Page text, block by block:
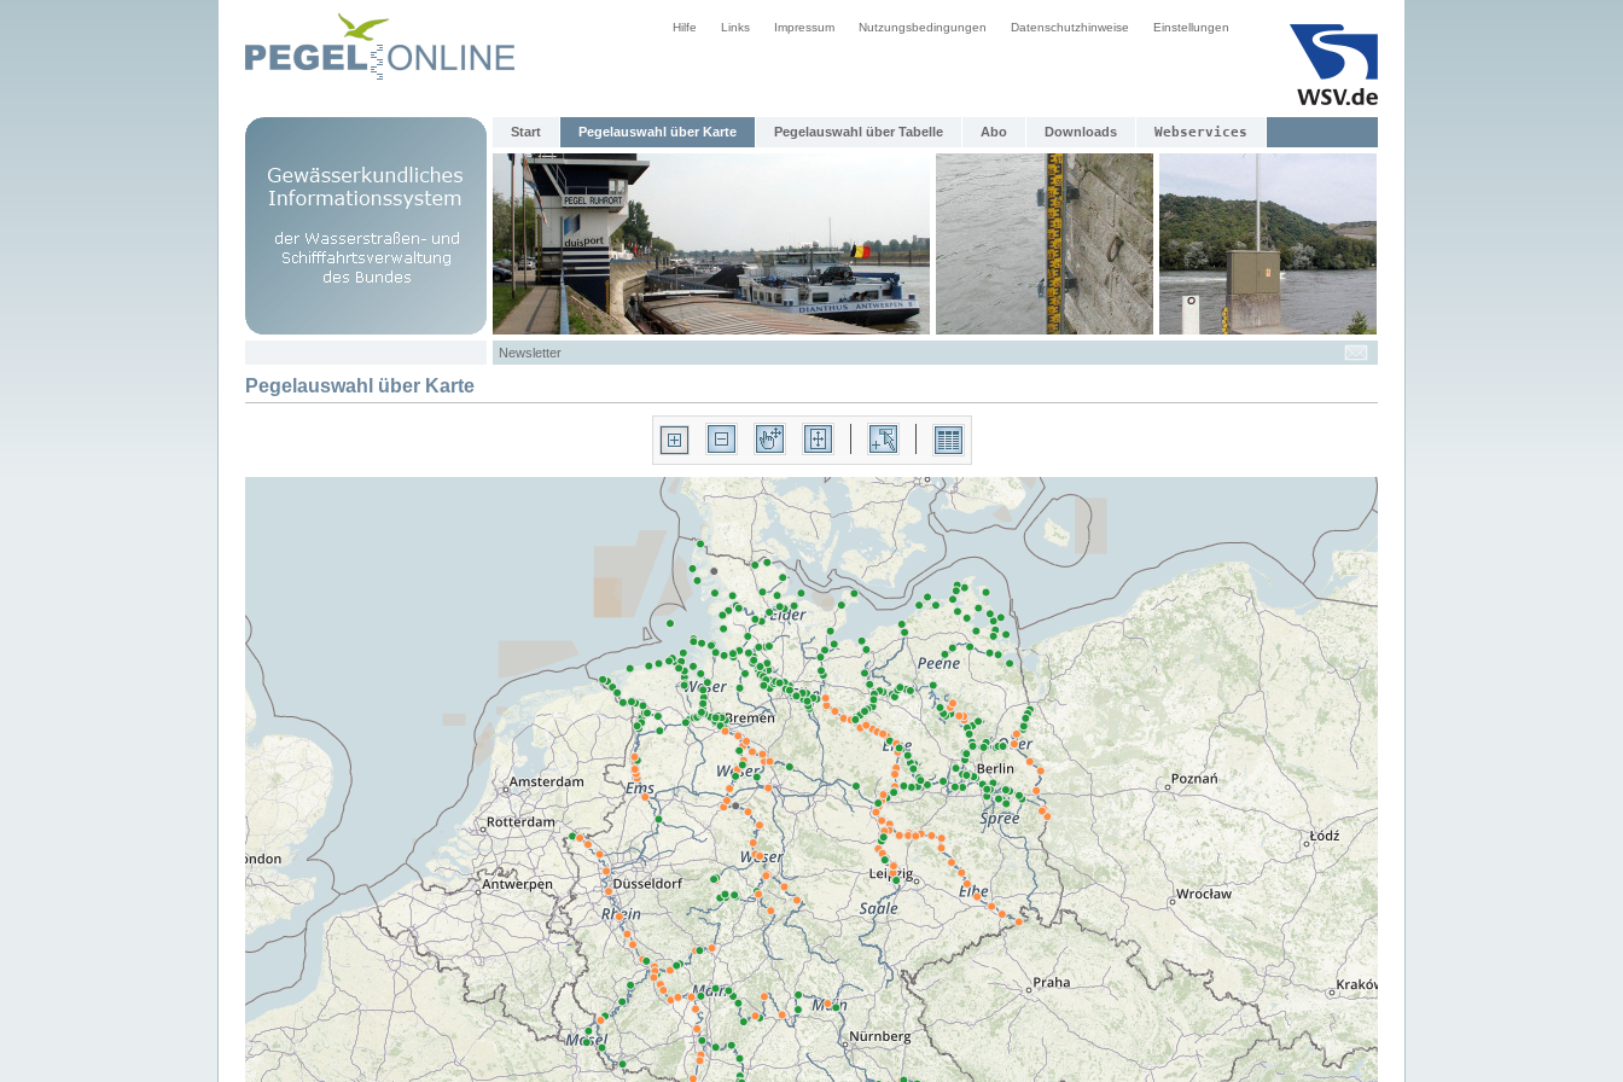
Hilfe Links Impressum Nutzungsbedingungen Datenschutzhinweise Einstellungen
Start Pegelauswahl über Karte Pegelauswahl über Tabelle Abo Downloads Webservices
Newsletter
Pegelauswahl über Karte